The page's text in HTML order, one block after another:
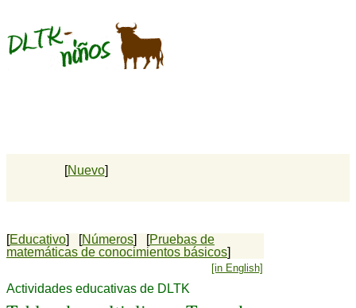
[Nuevo]
[Educativo] [Números] [Pruebas de
matemáticas de conocimientos básicos]
[in English]
Actividades educativas de DLTK